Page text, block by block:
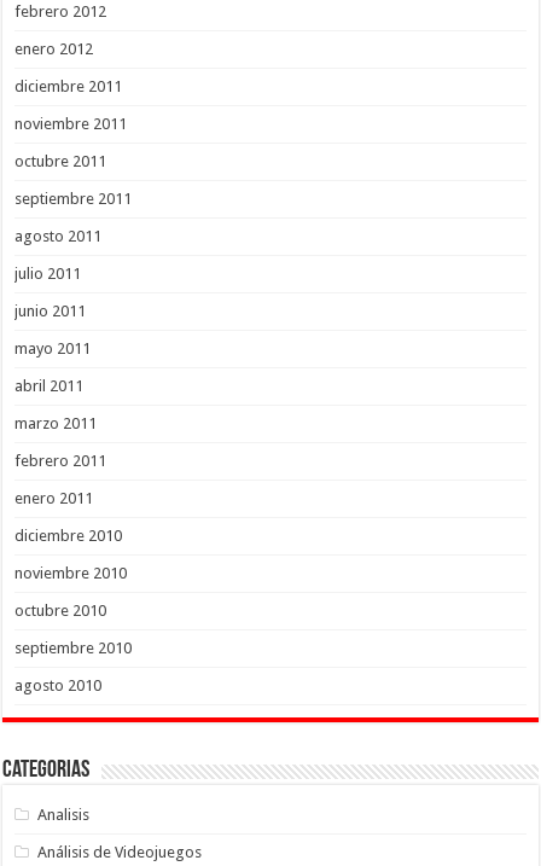
febrero 2012
enero 2012
diciembre 2011
noviembre 2011
octubre 2011
septiembre 2011
agosto 2011
julio 2011
junio 2011
mayo 2011
abril 2011
marzo 2011
febrero 2011
enero 2011
diciembre 2010
noviembre 2010
octubre 2010
septiembre 2010
agosto 2010
Categorias
Analisis
Análisis de Videojuegos